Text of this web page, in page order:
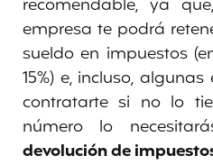
recomendable, ya
empresa te podrá
sueldo en impuestos
15%) e, incluso,
contratarte si no lo
número lo
devolución de